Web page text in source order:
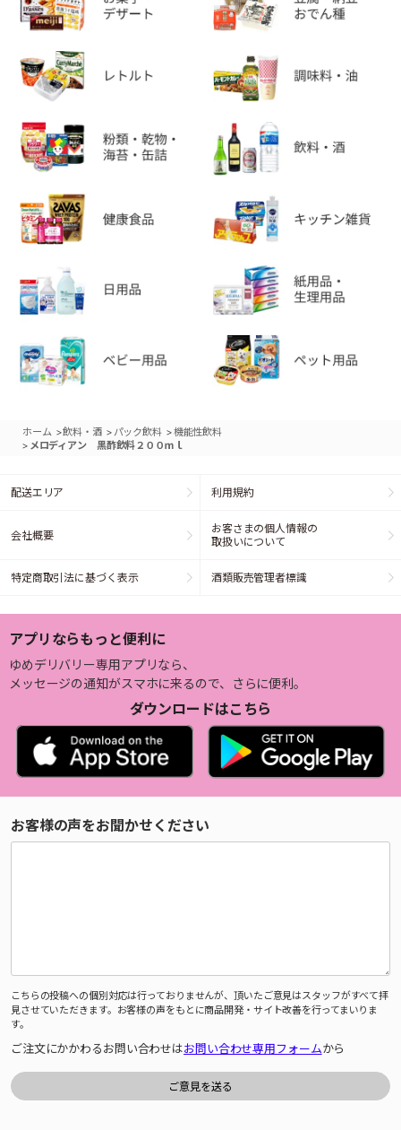
ホーム >飲料・酒 > パック飲料 >機能性飲料
> メロディアン 黒酢飲料２００ｍｌ
配送エリア 利用規約
会社概要
お客さまの個人情報の
取扱いについて
特定商取引法に基づく表示 酒類販売管理者標識
アプリならもっと便利に
ゆめデリバリー専用アプリなら、
メッセージの通知がスマホに来るので、さらに便利。
ダウンロードはこちら
お客様の声をお聞かせください
こちらの投稿への個別対応は行っておりませんが、頂いたご意見はスタッフがすべて拝
見させていただきます。お客様の声をもとに商品開発・サイト改善を行ってまいりま
す。
ご注文にかかわるお問い合わせはお問い合わせ専用フォームから